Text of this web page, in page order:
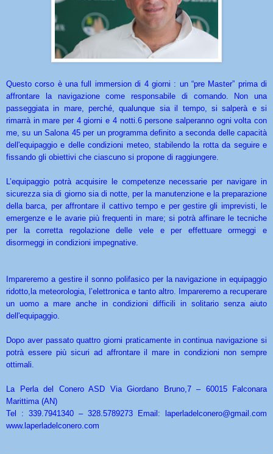
Questo corso è una full immersion di 4 giorni : un “pre Master” prima di
affrontare la navigazione come responsabile di comando. Non una
passeggiata in mare, perché, qualunque sia il tempo, si salperà e si
rimarrà in mare per 4 giorni e 4 notti.6 persone salperanno ogni volta con
me, su un Salona 45 per un programma definito a seconda delle capacità
dell'equipaggio e delle condizioni meteo, stabilendo la rotta da seguire e
fissando gli obiettivi che ciascuno si propone di raggiungere.
L’equipaggio potrà acquisire le competenze necessarie per navigare in
sicurezza sia di giorno sia di notte, per la manutenzione e la preparazione
della barca, per affrontare il cattivo tempo e per gestire gli imprevisti, le
emergenze e le avarie più frequenti in mare; si potrà affinare le tecniche
per la corretta regolazione delle vele e per effettuare ormeggi e
disormeggi in condizioni impegnative.
Impareremo a gestire il sonno polifasico per la navigazione in equipaggio
ridotto,la meteorologia, l’elettronica e tanto altro. Impareremo a recuperare
un uomo a mare anche in condizioni difficili in solitario senza aiuto
dell'equipaggio.
Dopo aver passato quattro giorni praticamente in continua navigazione si
potrà essere più sicuri ad affrontare il mare in condizioni non sempre
ottimali.
La Perla del Conero ASD Via Giordano Bruno,7 – 60015 Falconara
Marittima (AN)
Tel : 339.7941340 – 328.5789273 Email: laperladelconero@gmail.com
www.laperladelconero.com